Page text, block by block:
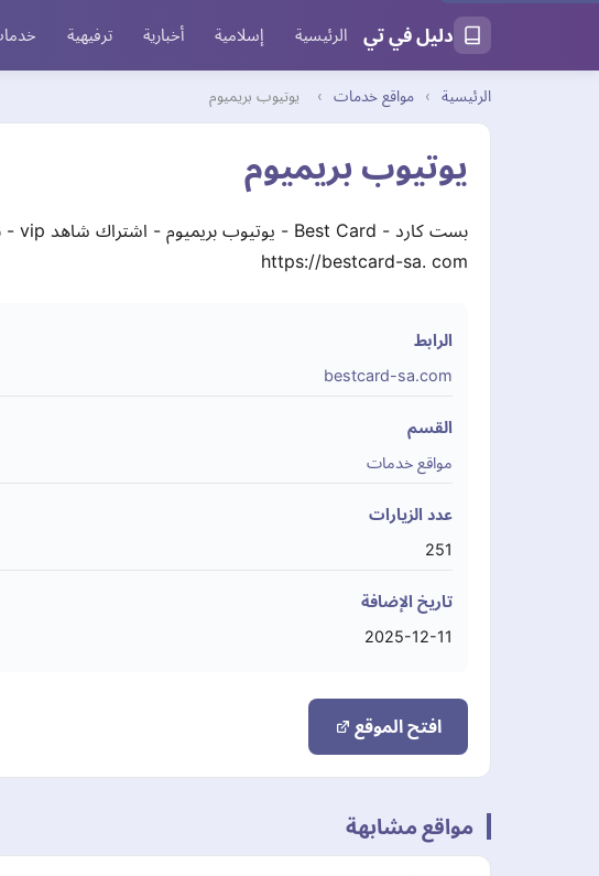
دليل في تي الرئيسية إسلامية أخبارية ترفيهية
الرئيسية › مواقع خدمات › يوتيوب بريميوم
يوتيوب بريميوم
https://bestcard-sa. com
الرابط
bestcard-sa.com
القسم
مواقع خدمات
عدد الزيارات
251
تاريخ الإضافة
2025-12-11
افتح الموقع
مواقع مشابهة